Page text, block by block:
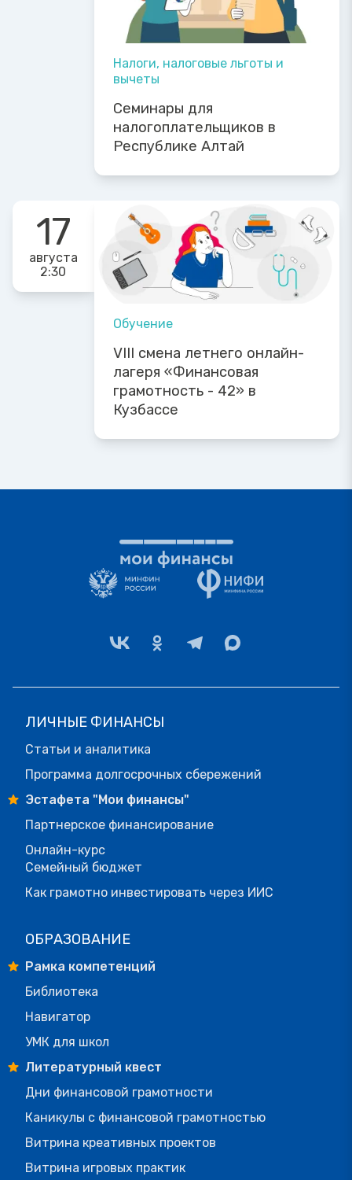
Налоги, налоговые льготы и
вычеты
Семинары для
налогоплательщиков в
Республике Алтай
17
августа
2:30
Обучение
VIII смена летнего онлайн-
лагеря «Финансовая
грамотность - 42» в
Кузбассе
ЛИЧНЫЕ ФИНАНСЫ
Статьи и аналитика
Программа долгосрочных сбережений
Эстафета "Мои финансы"
Партнерское финансирование
Онлайн-курс
Семейный бюджет
Как грамотно инвестировать через ИИС
ОБРАЗОВАНИЕ
Рамка компетенций
Библиотека
Навигатор
УМК для школ
Литературный квест
Дни финансовой грамотности
Каникулы с финансовой грамотностью
Витрина креативных проектов
Витрина игровых практик